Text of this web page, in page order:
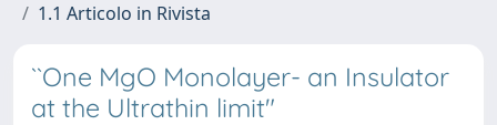
1.1 Articolo in Rivista
``One MgO Monolayer- an Insulator
at the Ultrathin limit"